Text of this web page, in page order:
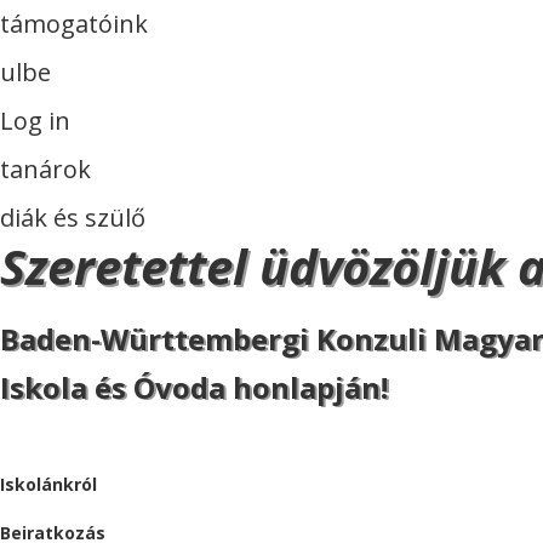
támogatóink
ulbe
Log in
tanárok
diák és szülő
Szeretettel üdvözöljük
Baden-Württembergi Konzuli Magyar
Iskola és Óvoda honlapján!
Iskolánkról
Beiratkozás